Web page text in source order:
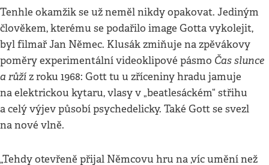
Tenhle okamžik se už neměl nikdy opakovat. Jediným
člověkem, kterému se podařilo image Gotta vykolejit,
byl filmař Jan Němec. Klusák zmiňuje na zpěvákovy
poměry experimentální videoklipové pásmo Čas slunce
a růžíz roku 1968: Gott tu u zříceniny hradu jamuje
na elektrickou kytaru, vlasy v „beatlesáckém“ střihu
a celý výjev působí psychedelicky. Také Gott se svezl
na nové vlně.
„Tehdy otevřeně přijal Němcovu hru na ‚víc umění než